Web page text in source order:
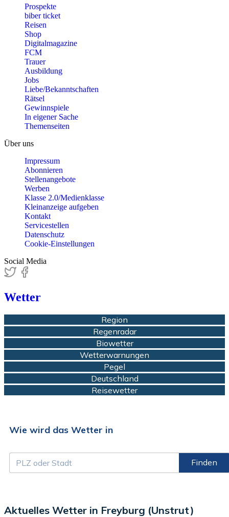
Prospekte
biber ticket
Reisen
Shop
Digitalmagazine
FCM
Trauer
Ausbildung
Jobs
Liebe/Bekanntschaften
Rätsel
Gewinnspiele
In eigener Sache
Themenseiten
Über uns
Impressum
Abonnieren
Stellenangebote
Werben
Klasse 2.0/Medienklasse
Kleinanzeige aufgeben
Kontakt
Servicestellen
Datenschutz
Cookie-Einstellungen
Social Media
Wetter
Region
Regenradar
Biowetter
Wetterwarnungen
Pegel
Deutschland
Reisewetter
Wie wird das Wetter in
Finden
Aktuelles Wetter in Freyburg (Unstrut)